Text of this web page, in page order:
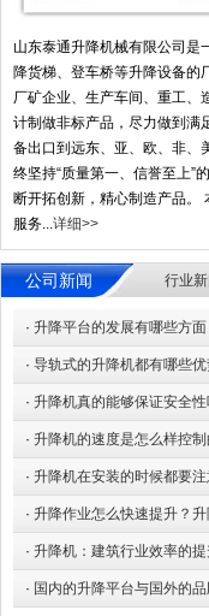
山东泰通升降机械有限公司是
降货梯、登车桥等升降设备的
厂矿企业、生产车间、重工、
计制做非标产品，尽力做到满
备出口到远东、亚、欧、非、
终坚持“质量第一、信誉至上”
断开拓创新，精心制造产品。
服务...详细>>
公司新闻 行业新
· 升降平台的发展有哪些方面
· 导轨式的升降机都有哪些优
· 升降机真的能够保证安全性
· 升降机的速度是怎么样控制
· 升降机在安装的时候都要注
· 升降作业怎么快速提升？
· 升降机：建筑行业效率的
· 国内的升降平台与国外的